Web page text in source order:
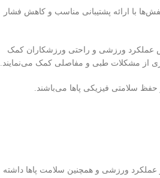
با ارائه پشتیبانی مناسب و کاهش فشار
عملکرد ورزشی و راحتی ورزشکاران کمک
از مشکلات طبی و مفاصلی کمک می‌نمایند.
سلامتی فیزیکی پاها می‌باشند.
عملکرد ورزشی و همچنین سلامت پاها داشته